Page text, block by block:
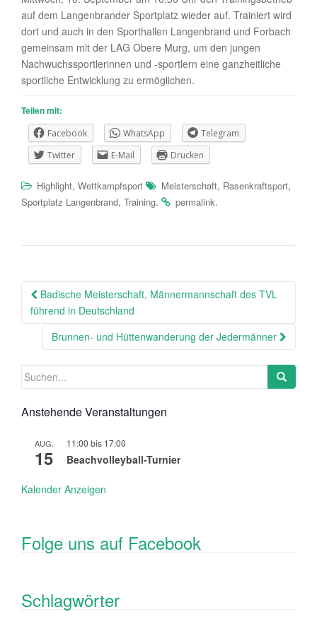
auf dem Langenbrander Sportplatz wieder auf. Trainiert wird
dort und auch in den Sporthallen Langenbrand und Forbach
gemeinsam mit der LAG Obere Murg, um den jungen
Nachwuchssportlerinnen und -sportlern eine ganzheitliche
sportliche Entwicklung zu ermöglichen.
Teilen mit:
Facebook WhatsApp
Telegram
Twitter
E-Mail Drucken
Highlight, Wettkampfsport Meisterschaft, Rasenkraftsport,
Sportplatz Langenbrand, Training. permalink.
Beitragsnavigation
Badische Meisterschaft, Männermannschaft des TVL
führend in Deutschland
Brunnen- und Hüttenwanderung der Jedermänner
Suchen
Anstehende Veranstaltungen
AUG.
15
11:00 bis 17:00
Beachvolleyball-Turnier
Kalender Anzeigen
Folge uns auf Facebook
Schlagwörter